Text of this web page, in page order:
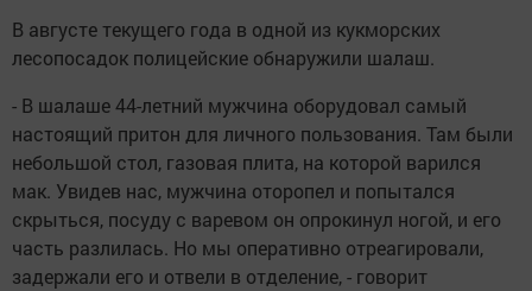
В августе текущего года в одной из кукморских
лесопосадок полицейские обнаружили шалаш.
- В шалаше 44-летний мужчина оборудовал самый
настоящий притон для личного пользования. Там были
небольшой стол, газовая плита, на которой варился
мак. Увидев нас, мужчина оторопел и попытался
скрыться, посуду с варевом он опрокинул ногой, и его
часть разлилась. Но мы оперативно отреагировали,
задержали его и отвели в отделение, - говорит